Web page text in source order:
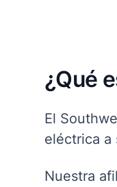
¿Qué
El
eléctrica a
Nuestra